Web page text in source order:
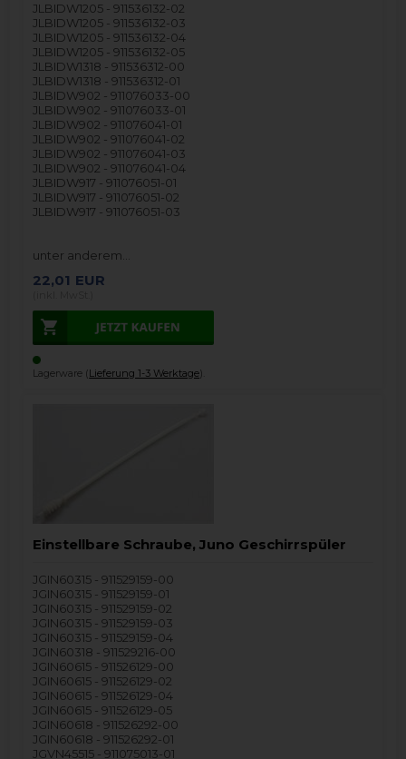
JLBIDW1205 - 911536132-02
JLBIDW1205 - 911536132-03
JLBIDW1205 - 911536132-04
JLBIDW1205 - 911536132-05
JLBIDW1318 - 911536312-00
JLBIDW1318 - 911536312-01
JLBIDW902 - 911076033-00
JLBIDW902 - 911076033-01
JLBIDW902 - 911076041-01
JLBIDW902 - 911076041-02
JLBIDW902 - 911076041-03
JLBIDW902 - 911076041-04
JLBIDW917 - 911076051-01
JLBIDW917 - 911076051-02
JLBIDW917 - 911076051-03
unter anderem…
22,01 EUR
Lagerware (Lieferung 1-3 Werktage).
Einstellbare Schraube, Juno Geschirrspüler
JGIN60315 - 911529159-00
JGIN60315 - 911529159-01
JGIN60315 - 911529159-02
JGIN60315 - 911529159-03
JGIN60315 - 911529159-04
JGIN60318 - 911529216-00
JGIN60615 - 911526129-00
JGIN60615 - 911526129-02
JGIN60615 - 911526129-04
JGIN60615 - 911526129-05
JGIN60618 - 911526292-00
JGIN60618 - 911526292-01
JGVN45515 - 911075013-01